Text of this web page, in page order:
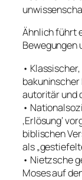
Ähnlich führt
Bewegungen
•
autoritär und
•
‚Erlösung‘
biblischen
als
• Nietzsche
Moses auf